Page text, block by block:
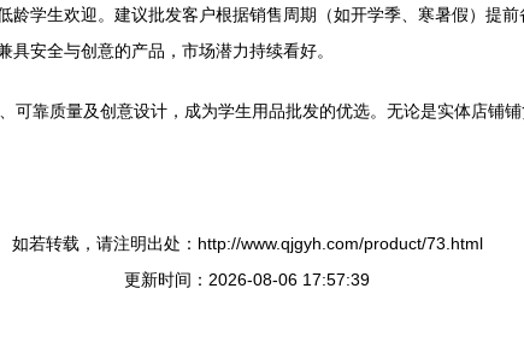
学生欢迎。建议批发客户根据销售周期（如开学季、寒暑假）提
安全与创意的产品，市场潜力持续看好。
可靠质量及创意设计，成为学生用品批发的优选。无论是实体店铺
如若转载，请注明出处：http://www.qjgyh.com/product/73.html
更新时间：2026-08-06 17:57:39